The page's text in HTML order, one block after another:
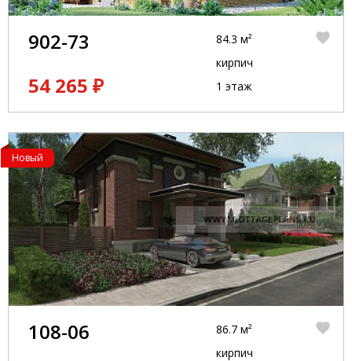
902-73
54 265 ₽
84.3 м²
кирпич
1 этаж
Новый
108-06
86.7 м²
кирпич